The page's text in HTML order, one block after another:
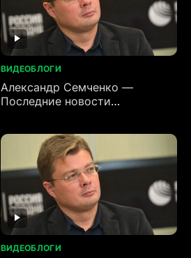
ВИДЕОБЛОГИ
Александр Семченко —
Последние новости
ВИДЕОБЛОГИ